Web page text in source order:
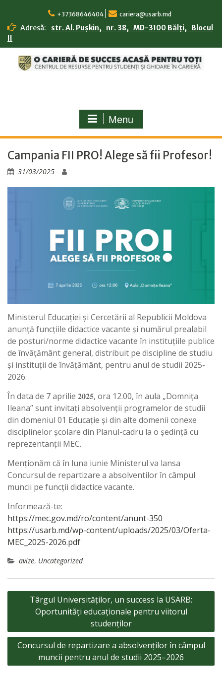
content
+37368646404 cariera@usarb.md
Adresă:
str. Al. Pușkin, nr. 38, MD-3100 Bălți, Blocul
II
Menu
Campania FII PRO! Alege să fii Profesor!
31/03/2025
Ministerul Educației și Cercetării al Republicii Moldova
anunță funcțiile didactice vacante și numărul prealabil
de posturi/norme didactice vacante în instituțiile publice
de învățământ general, distribuit pe discipline de studiu
și instituții de învățământ, pentru anul de studii 2025-
2026.
În data de 7 aprilie 𝟐𝟎𝟐𝟓, ora 12.00, în aula „Domnița
Ileana” sunt invitați absolvenții programelor de studii
din domeniul 01 Educație și din alte domenii conexe
disciplinelor școlare din Planul-cadru la o ședință cu
reprezentanții MEC.
Menționăm că în luna iunie Ministerul va lansa
Concursul de repartizare a absolventilor în câmpul
muncii pe funcții didactice vacante.
Informează-te:
https://mec.gov.md/ro/content/anunt-350
https://usarb.md/wp-content/uploads/2025/03/Oferta-
MEC_2025-2026.pdf
avize, Uncategorized
Navigare
Târgul Universităților, un success la USARB:
Oportunități educaționale pentru viitorul
studenților
Concursul de repartizare a absolvenților în câmpul
muncii pentru anul de studii 2025–2026